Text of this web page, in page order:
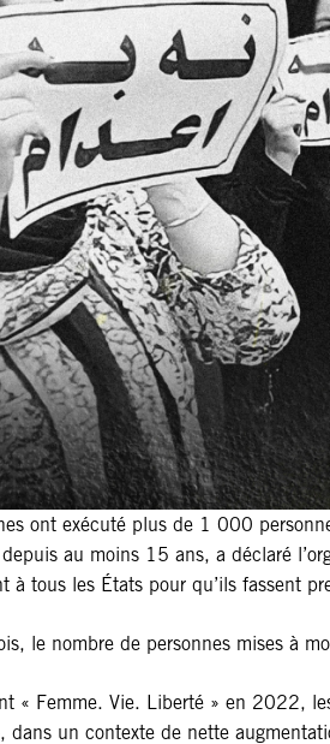
ont exécuté plus de 1 000
au moins 15 ans, a déclaré
à tous les États pour qu’ils fassent
le nombre de personnes mises à
« Femme. Vie. Liberté » en 2022,
dans un contexte de nette